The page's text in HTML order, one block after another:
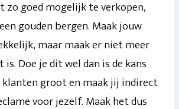
zo goed mogelijk te verkopen,
gouden bergen. Maak jouw
maar maak er niet meer
is. Doe je dit wel dan is de kans
groot en maak jij indirect
voor jezelf. Maak het dus